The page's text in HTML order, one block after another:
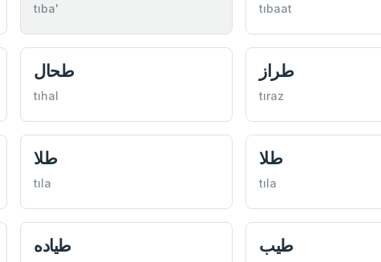
tıba' tıbaat
طحال
tıhal
طراز
tıraz
طلا
tıla
طلا
tıla
طياده طيب